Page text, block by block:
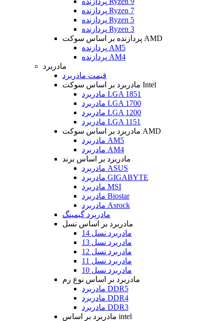
پردازنده Ryzen 7
پردازنده Ryzen 5
پردازنده Ryzen 3
پردازنده بر اساس سوکت AMD
پردازنده AM5
پردازنده AM4
مادربرد
قیمت مادربرد
مادربرد بر اساس سوکت Intel
مادربرد LGA 1851
مادربرد LGA 1700
مادربرد LGA 1200
مادربرد LGA 1151
مادربرد بر اساس سوکت AMD
مادربرد AM5
مادربرد AM4
مادربرد بر اساس برند
مادربرد ASUS
مادربرد GIGABYTE
مادربرد MSI
مادربرد Biostar
مادربرد Asrock
مادربرد گیمینگ
مادربرد بر اساس نسل
مادربرد نسل 14
مادربرد نسل 13
مادربرد نسل 12
مادربرد نسل 11
مادربرد نسل 10
مادربرد بر اساس نوع رم
مادربرد DDR5
مادربرد DDR4
مادربرد DDR3
مادربرد بر اساس intel